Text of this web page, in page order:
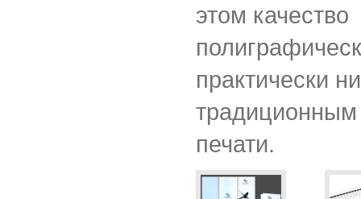
этом качество
практически
печати.